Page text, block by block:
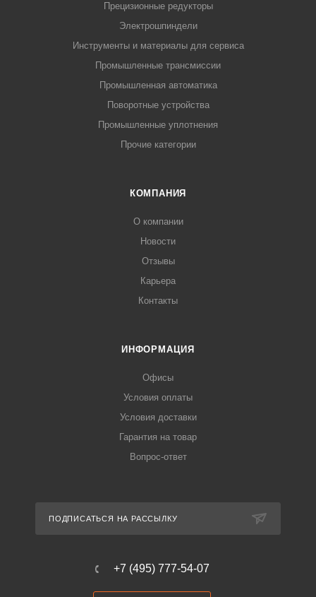
Прецизионные редукторы
Электрошпиндели
Инструменты и материалы для сервиса
Промышленные трансмиссии
Промышленная автоматика
Поворотные устройства
Промышленные уплотнения
Прочие категории
КОМПАНИЯ
О компании
Новости
Отзывы
Карьера
Контакты
ИНФОРМАЦИЯ
Офисы
Условия оплаты
Условия доставки
Гарантия на товар
Вопрос-ответ
ПОДПИСАТЬСЯ НА РАССЫЛКУ
+7 (495) 777-54-07